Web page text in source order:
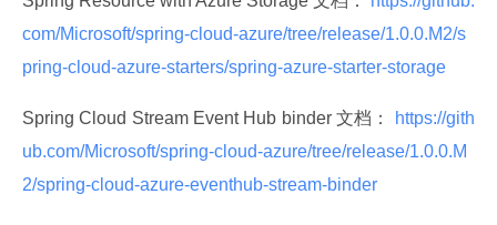
com/Microsoft/spring-cloud-azure/tree/release/1.0.0.M2/s
pring-cloud-azure-starters/spring-azure-starter-storage
Spring Cloud Stream Event Hub binder 文档：
https://gith
ub.com/Microsoft/spring-cloud-azure/tree/release/1.0.0.M
2/spring-cloud-azure-eventhub-stream-binder